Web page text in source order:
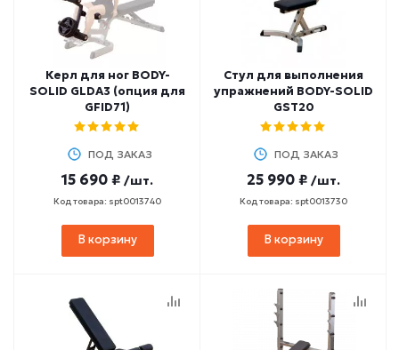
Керл для ног BODY-
SOLID GLDA3 (опция для
GFID71)
ПОД ЗАКАЗ
15 690 ₽ /шт.
Код товара: spt0013740
В корзину
Стул для выполнения
упражнений BODY-SOLID
GST20
ПОД ЗАКАЗ
25 990 ₽ /шт.
Код товара: spt0013730
В корзину